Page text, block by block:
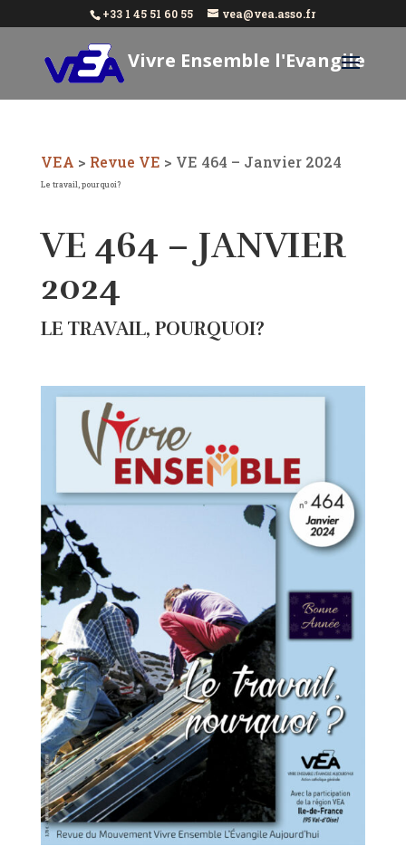
+33 1 45 51 60 55 vea@vea.asso.fr
Vivre Ensemble l'Evangile
VEA > Revue VE > VE 464 – Janvier 2024
Le travail, pourquoi?
VE 464 – JANVIER
2024
LE TRAVAIL, POURQUOI?